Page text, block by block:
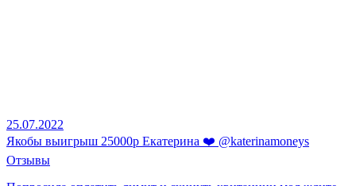
25.07.2022
Якобы выигрыш 25000р Екатерина ❤️ @katerinamoneys
Отзывы